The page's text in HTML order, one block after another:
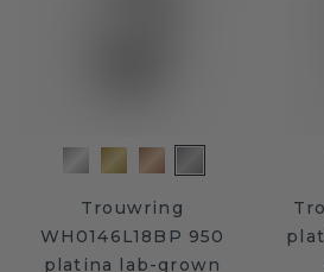
Trouwring
WH0146L18BP 950
platina lab-grown